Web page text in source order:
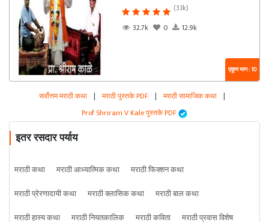
(3.1k)
32.7k
0 12.9k
एकूण भाग : 10
सर्वोत्तम मराठी कथा | मराठी पुस्तके PDF | मराठी सामाजिक कथा |
Prof Shriram V Kale पुस्तके PDF
इतर रसदार पर्याय
मराठी कथा मराठी आध्यात्मिक कथा
मराठी फिक्शन कथा
मराठी प्रेरणादायी कथा
मराठी क्लासिक कथा
मराठी बाल कथा
मराठी हास्य कथा
मराठी नियतकालिक मराठी कविता मराठी प्रवास विशेष